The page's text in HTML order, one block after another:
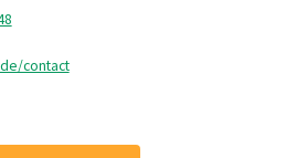
contact